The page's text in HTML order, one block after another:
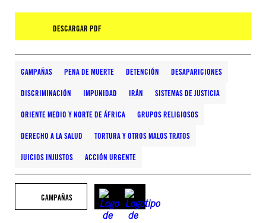
DESCARGAR PDF
CAMPAÑAS PENA DE MUERTE DETENCIÓN DESAPARICIONES
DISCRIMINACIÓN IMPUNIDAD IRÁN SISTEMAS DE JUSTICIA
ORIENTE MEDIO Y NORTE DE ÁFRICA GRUPOS RELIGIOSOS
DERECHO A LA SALUD TORTURA Y OTROS MALOS TRATOS
JUICIOS INJUSTOS ACCIÓN URGENTE
CAMPAÑAS